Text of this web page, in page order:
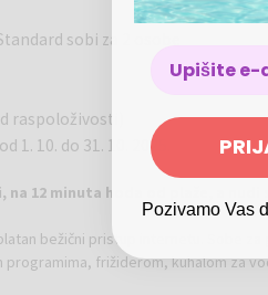
sobi za 2 osobe
raspoloživosti)
10. do 31. 10. 2025.
na 12 minuta hoda od plaže, a
bežični pristup internetu. Sobe za
programima, frižiderom, kuhalom za
Pozivamo Vas